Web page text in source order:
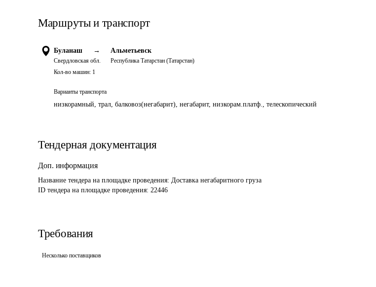
Маршруты и транспорт
Буланаш →
Свердловская обл.
Альметьевск
Республика Татарстан (Татарстан)
Кол-во машин: 1
Варианты транспорта
низкорамный, трал, балковоз(негабарит), негабарит, низкорам.платф., телескопический
Тендерная документация
Доп. информация
Название тендера на площадке проведения: Доставка негабаритного груза
ID тендера на площадке проведения: 22446
Требования
Несколько поставщиков